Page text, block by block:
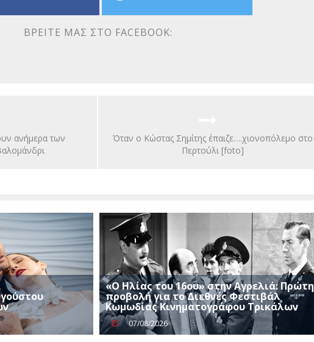
ΒΡΕΊΤΕ ΜΑΣ ΣΤΟ FACEBOOK:
ανήμερα των
Όταν ο Κώστας Σημίτης έπαιζε….χιονοπόλεμο στο
Περτούλι [foto]
«Ο Ηλίας του 16ου» στην Αγρελιά: Πρώτη
προβολή για το Διεθνές Φεστιβάλ
Κωμωδίας Κινηματογράφου Τρικάλων
07/08/2026